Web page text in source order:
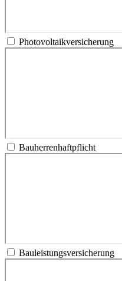
Photovoltaikversicherung
Bauherrenhaftpflicht
Bauleistungsversicherung